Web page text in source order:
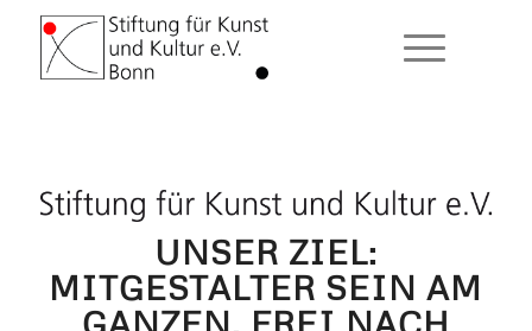
UNSER ZIEL:
MITGESTALTER SEIN AM
GANZEN, FREI NACH